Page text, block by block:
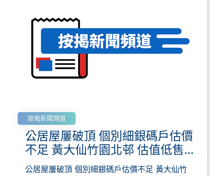
按揭新聞頻道
公居屋屢破頂 個別細銀碼戶估價
不足 黃大仙竹園北邨 估值低售
價1成
公居屋屢破頂 個別細銀碼戶估價不足 黃大仙竹